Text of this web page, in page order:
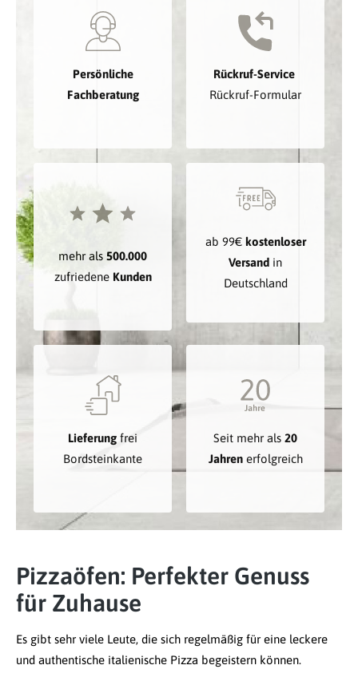
Persönliche
Fachberatung
Rückruf-Service
Rückruf-Formular
mehr als 500.000
zufriedene Kunden
ab 99€ kostenloser
Versand in
Deutschland
Lieferung frei
Bordsteinkante
Seit mehr als 20
Jahrenerfolgreich
Pizzaöfen: Perfekter Genuss
für Zuhause
Es gibt sehr viele Leute, die sich regelmäßig für eine leckere
und authentische italienische Pizza begeistern können.